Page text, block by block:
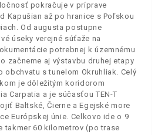
pokračuje v príprave
Kapušian až po hranice s Poľskou
Od augusta postupne
úseky verejné súťaže na
potrebnej k územnému
začneme aj výstavbu druhej etapy
obchvatu s tunelom Okruhliak. Celý
je dôležitým koridorom
Carpatia a je súčasťou TEN-T
Baltské, Čierne a Egejské more
Európskej únie. Celkovo ide o 9
takmer 60 kilometrov (po trase